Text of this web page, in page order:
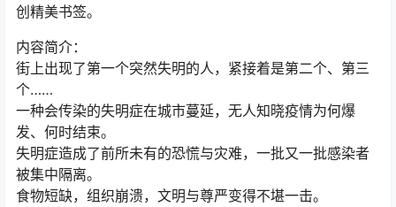
创精美书签。
内容简介：
街上出现了第一个突然失明的人，紧接着是第二个、第三
个……
一种会传染的失明症在城市蔓延，无人知晓疫情为何爆
发、何时结束。
失明症造成了前所未有的恐慌与灾难，一批又一批感染者
被集中隔离。
食物短缺，组织崩溃，文明与尊严变得不堪一击。